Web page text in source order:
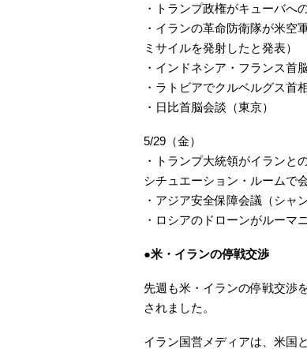
・トランプ政権がキューバへ
・イランの革命防衛隊が米空
ミサイルを発射したと発表）
・インドネシア・フランス首
・ラトビアでクルベルグス首
・日比首脳会談（東京）
5/29（金）
・トランプ大統領がイランと
シチュエーション・ルームで
・アジア安全保障会議（シャ
・ロシアのドローンがルーマ
●米・イランの停戦交渉
先週も米・イランの停戦交渉
されました。
イラン国営メディアは、米国